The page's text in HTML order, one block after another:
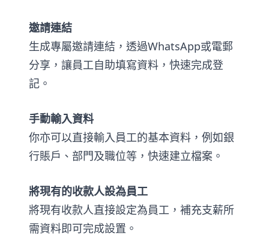
邀請連結
生成專屬邀請連結，透過WhatsApp或電郵
分享，讓員工自助填寫資料，快速完成登
記。
手動輸入資料
你亦可以直接輸入員工的基本資料，例如銀
行賬戶、部門及職位等，快速建立檔案。
將現有的收款人設為員工
將現有收款人直接設定為員工，補充支薪所
需資料即可完成設置。